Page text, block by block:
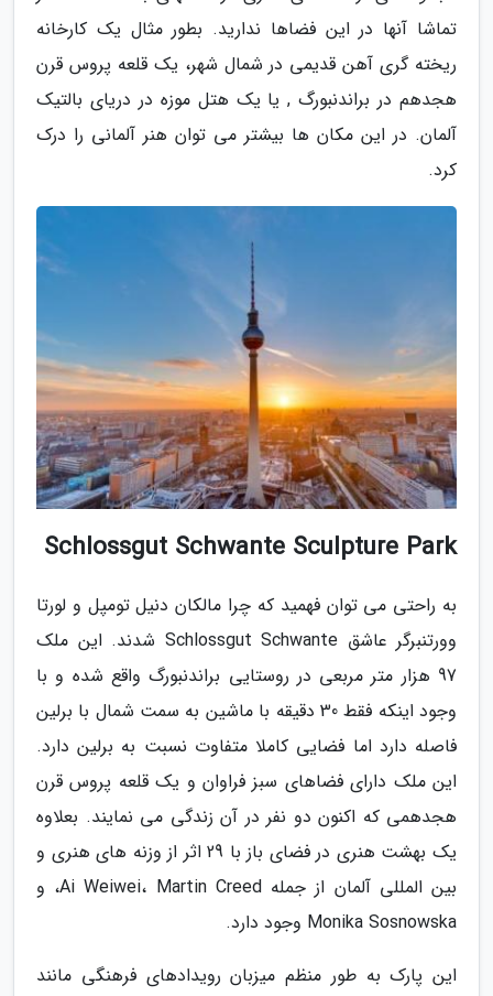
تماشا آنها در این فضاها ندارید. بطور مثال یک کارخانه
ریخته گری آهن قدیمی در شمال شهر، یک قلعه پروس قرن
هجدهم در براندنبورگ , یا یک هتل موزه در دریای بالتیک
آلمان. در این مکان ها بیشتر می توان هنر آلمانی را درک
کرد.
Schlossgut Schwante Sculpture Park
به راحتی می توان فهمید که چرا مالکان دنیل تومپل و لورتا
وورتنبرگر عاشق Schlossgut Schwante شدند. این ملک
97 هزار متر مربعی در روستایی براندنبورگ واقع شده و با
وجود اینکه فقط 30 دقیقه با ماشین به سمت شمال با برلین
فاصله دارد اما فضایی کاملا متفاوت نسبت به برلین دارد.
این ملک دارای فضاهای سبز فراوان و یک قلعه پروس قرن
هجدهمی که اکنون دو نفر در آن زندگی می نمایند. بعلاوه
یک بهشت هنری در فضای باز با 29 اثر از وزنه های هنری و
بین المللی آلمان از جمله Ai Weiwei، Martin Creed، و
Monika Sosnowska وجود دارد.
این پارک به طور منظم میزبان رویدادهای فرهنگی مانند